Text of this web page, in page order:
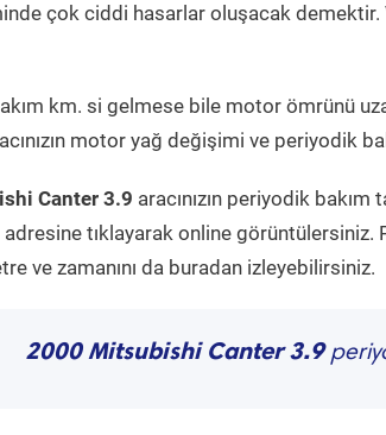
çok ciddi hasarlar oluşacak demektir.
km. si gelmese bile motor ömrünü
motor yağ değişimi ve periyodik
Canter 3.9 aracınızın periyodik bakım
adresine tıklayarak online
ve zamanını da buradan izleyebilirsiniz.
2000 Mitsubishi Canter 3.9